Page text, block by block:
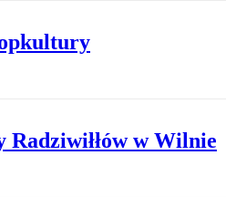
Radziwiłłów w Wilnie